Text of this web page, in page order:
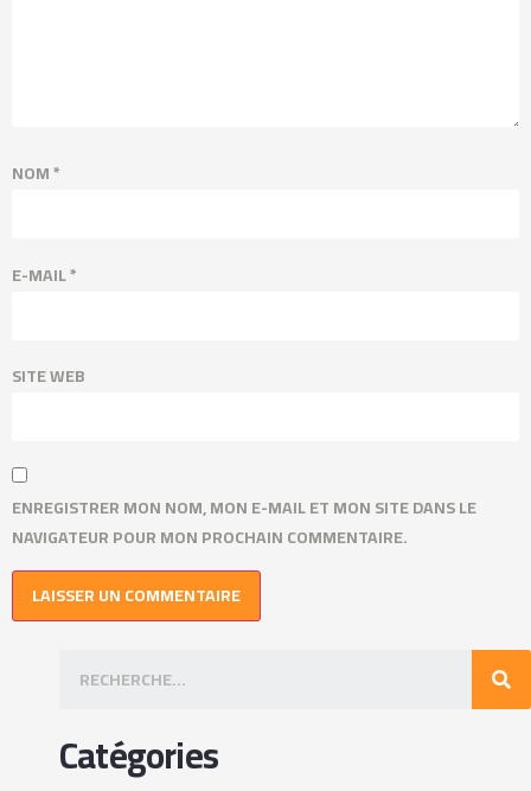
NOM*
E-MAIL*
SITE WEB
ENREGISTRER MON NOM, MON E-MAIL ET MON SITE DANS LE
NAVIGATEUR POUR MON PROCHAIN COMMENTAIRE.
Catégories